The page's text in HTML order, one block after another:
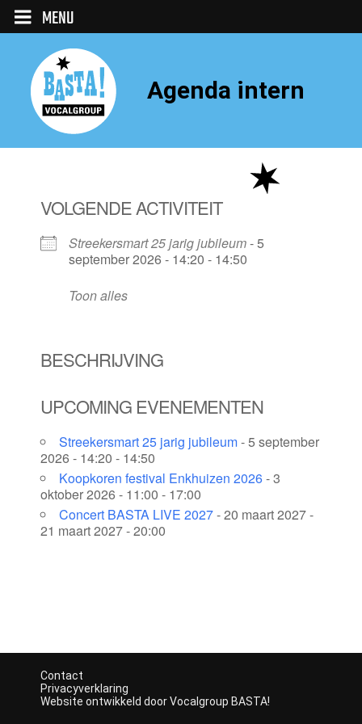
MENU
Agenda intern
VOLGENDE ACTIVITEIT
Streekersmart 25 jarig jubileum- 5
september 2026 - 14:20 - 14:50
Toon alles
BESCHRIJVING
UPCOMING EVENEMENTEN
Streekersmart 25 jarig jubileum- 5 september
2026 - 14:20 - 14:50
Koopkoren festival Enkhuizen 2026- 3
oktober 2026 - 11:00 - 17:00
Concert BASTA LIVE 2027- 20 maart 2027 -
21 maart 2027 - 20:00
Contact
Privacyverklaring
Website ontwikkeld door Vocalgroup BASTA!